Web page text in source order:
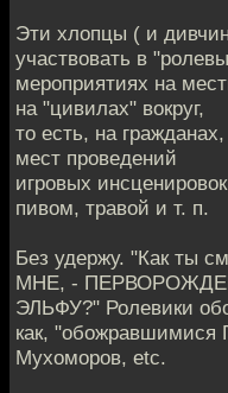
Эти хлопцы ( и
участвовать в
мероприятиях на
на "цивилах" вокруг,
то есть, на
мест проведений
игровых
пивом, травой и т. п.
Без удержу. "Как ты
МНЕ, -
ЭЛЬФУ?" Ролевики
как,
Мухоморов, etc.